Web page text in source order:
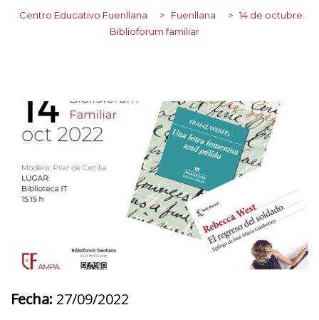
Centro Educativo Fuenllana > Fuenllana > 14 de octubre.
Biblioforum familiar
Fecha: 27/09/2022